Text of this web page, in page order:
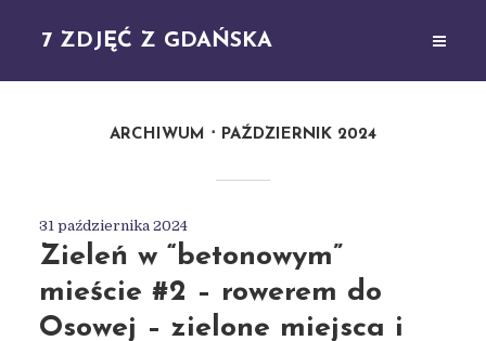
7 ZDJĘĆ Z GDAŃSKA
ARCHIWUM PAŹDZIERNIK 2024
31 października 2024
Zieleń w “betonowym”
mieście #2 – rowerem do
Osowej – zielone miejsca i